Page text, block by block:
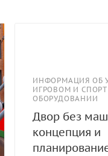
ИНФОРМАЦИЯ ОБ
ИГРОВОМ И
ОБОРУДОВАНИИ
Двор без
концепция и